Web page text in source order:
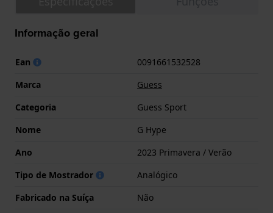
Informação geral
Ean
0091661532528
Marca
Guess
Categoria
Guess Sport
Nome
G Hype
Ano
2023 Primavera / Verão
Tipo de Mostrador
Analógico
Fabricado na Suíça
Não